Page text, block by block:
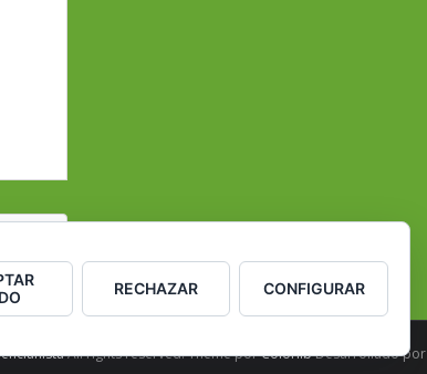
All rights reserved. Theme porColorlibDesarrollado por
RECHAZAR CONFIGURAR